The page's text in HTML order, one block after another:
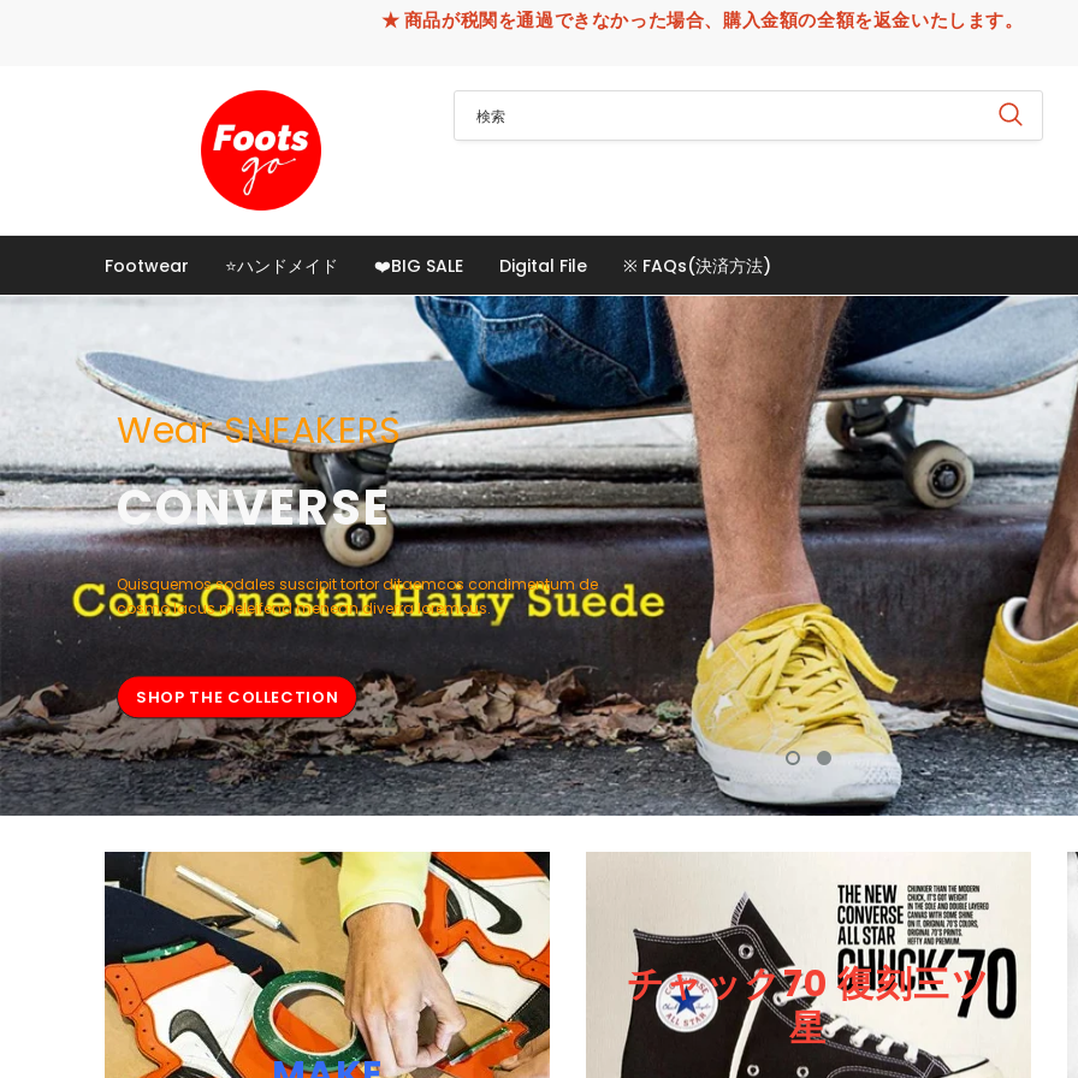
★ 商品が税関を通過できなかった場合、購入金額の全額を返金いたします。
Footwear ⭐ハンドメイド ❤️BIG SALE Digital File ※ FAQs(決済方法)
Wear SNEAKERS
CONVERSE
Quisquemos sodales suscipit tortor ditaemcos condimentum de
cosmo lacus meleifend menean diverra loremous.
SHOP THE COLLECTION
チャック70 復刻三ツ
星